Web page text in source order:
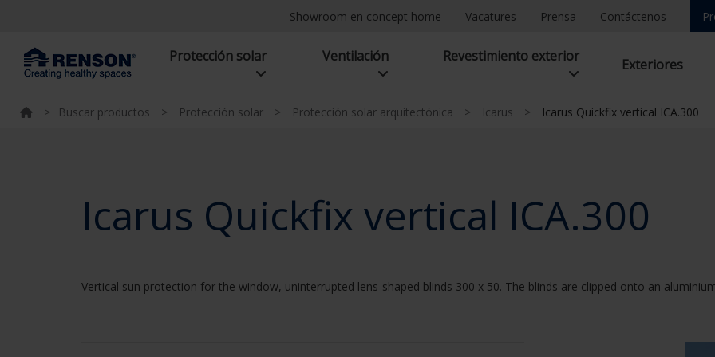
Showroom en concept home Vacatures Prensa Contáctenos
Protección solar Ventilación Revestimiento exterior Exteriores
> Buscar productos > Protección solar > Protección solar arquitectónica > Icarus > Icarus Quickfix vertical ICA.300
Icarus Quickfix vertical ICA.300
Vertical sun protection for the window, uninterrupted lens-shaped blinds 300 x 50. The blinds are clipped onto an